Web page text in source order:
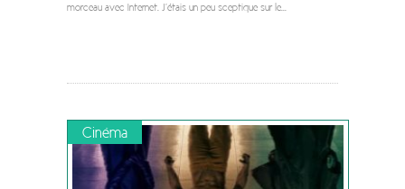
morceau avec Internet. J’étais un peu sceptique sur le...
Cinéma